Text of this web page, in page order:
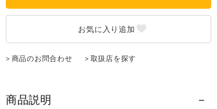
寝具／ミズノスリープ
アウトドア／レイン
サポーター
商品のお問合わせ 取扱店を探す
商品説明